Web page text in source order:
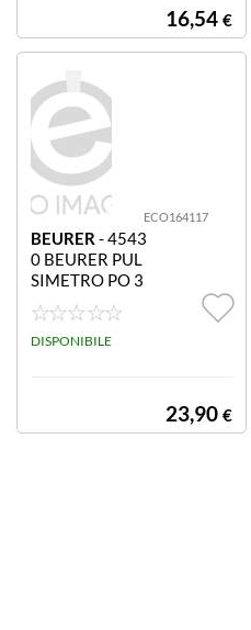
16,54 €
ECO164117
BEURER - 4543
0 BEURER PUL
SIMETRO PO 3
0MISURAZION
E OSSIGENO -
DISPLAY LCD -
DISPONIBILE
23,90 €